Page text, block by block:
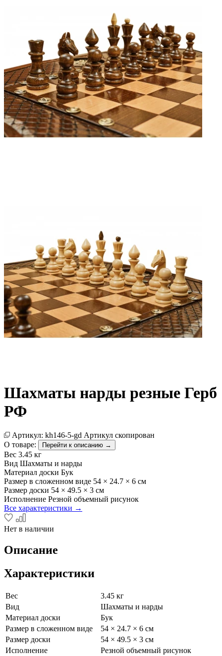
Шахматы нарды резные Герб
РФ
Артикул: kh146-5-gd Артикул скопирован
О товаре:
Перейти к описанию →
Вес 3.45 кг
Вид Шахматы и нарды
Материал доски Бук
Размер в сложенном виде 54 × 24.7 × 6 см
Размер доски 54 × 49.5 × 3 см
Исполнение Резной объемный рисунок
Все характеристики →
Нет в наличии
Описание
Характеристики
Вес
3.45 кг
Вид
Шахматы и нарды
Материал доски
Бук
Размер в сложенном виде
54 × 24.7 × 6 см
Размер доски
54 × 49.5 × 3 см
Исполнение
Резной объемный рисунок